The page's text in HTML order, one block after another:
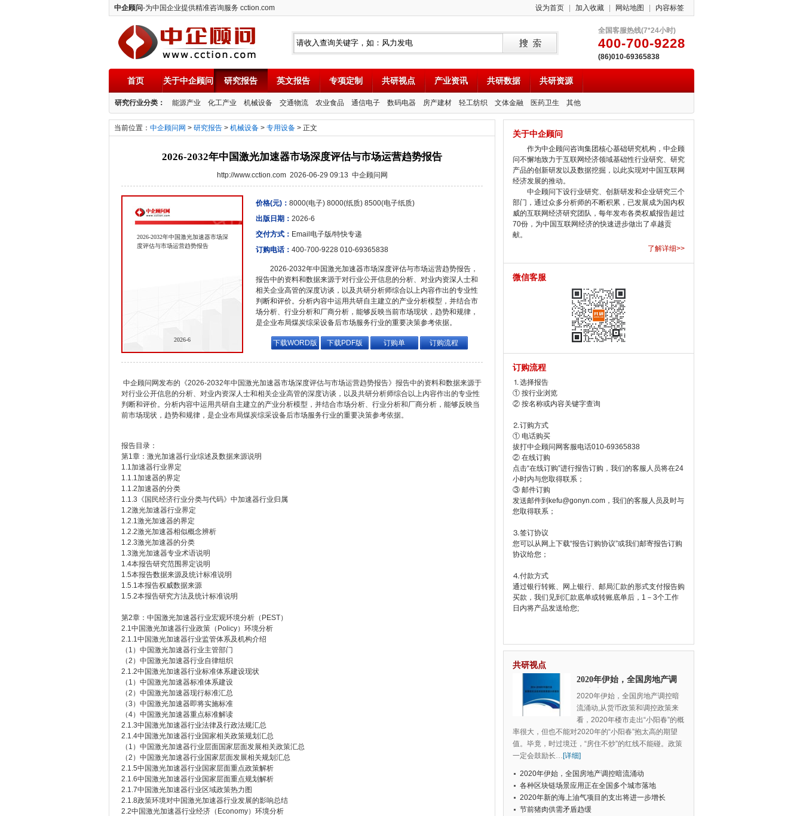
中企顾问-为中国企业提供精准咨询服务 cction.com 设为首页 加入收藏 网站地图 内容标签
中企顾问
全国客服热线(7*24小时)
400-700-9228
(86)010-69365838
首页 关于中企顾问 研究报告 英文报告 专项定制 共研视点 产业资讯 共研数据 共研资源
研究行业分类： 能源产业 化工产业 机械设备 交通物流 农业食品 通信电子 数码电器 房产建材 轻工纺织 文体金融 医药卫生 其他
当前位置： 中企顾问网 > 研究报告 > 机械设备 > 专用设备 > 正文
2026-2032年中国激光加速器市场深度评估与市场运营趋势报告
http://www.cction.com 2026-06-29 09:13 中企顾问网
2026-2032年中国激光加速器市场深
度评估与市场运营趋势报告
2026-6
价格(元)： 8000(电子) 8000(纸质) 8500(电子纸质)
出版日期： 2026-6
交付方式： Email电子版/特快专递
订购电话： 400-700-9228 010-69365838
2026-2032年中国激光加速器市场深度评估与市场运营趋势报告，
报告中的资料和数据来源于对行业公开信息的分析、对业内资深人士和
相关企业高管的深度访谈，以及共研分析师综合以上内容作出的专业性
判断和评价。分析内容中运用共研自主建立的产业分析模型，并结合市
场分析、行业分析和厂商分析，能够反映当前市场现状，趋势和规律，
是企业布局煤炭综采设备后市场服务行业的重要决策参考依据。
下载WORD版 下载PDF版 订购单 订购流程
中企顾问网发布的《2026-2032年中国激光加速器市场深度评估与市场运营趋势报告》报告中的资料和数据来源于
对行业公开信息的分析、对业内资深人士和相关企业高管的深度访谈，以及共研分析师综合以上内容作出的专业性
判断和评价。分析内容中运用共研自主建立的产业分析模型，并结合市场分析、行业分析和厂商分析，能够反映当
前市场现状，趋势和规律，是企业布局煤炭综采设备后市场服务行业的重要决策参考依据。
报告目录：
第1章：激光加速器行业综述及数据来源说明
1.1加速器行业界定
1.1.1加速器的界定
1.1.2加速器的分类
1.1.3《国民经济行业分类与代码》中加速器行业归属
1.2激光加速器行业界定
1.2.1激光加速器的界定
1.2.2激光加速器相似概念辨析
1.2.3激光加速器的分类
1.3激光加速器专业术语说明
1.4本报告研究范围界定说明
1.5本报告数据来源及统计标准说明
1.5.1本报告权威数据来源
1.5.2本报告研究方法及统计标准说明
第2章：中国激光加速器行业宏观环境分析（PEST）
2.1中国激光加速器行业政策（Policy）环境分析
2.1.1中国激光加速器行业监管体系及机构介绍
（1）中国激光加速器行业主管部门
（2）中国激光加速器行业自律组织
2.1.2中国激光加速器行业标准体系建设现状
（1）中国激光加速器标准体系建设
（2）中国激光加速器现行标准汇总
（3）中国激光加速器即将实施标准
（4）中国激光加速器重点标准解读
2.1.3中国激光加速器行业法律及行政法规汇总
2.1.4中国激光加速器行业国家相关政策规划汇总
（1）中国激光加速器行业层面国家层面发展相关政策汇总
（2）中国激光加速器行业国家层面发展相关规划汇总
2.1.5中国激光加速器行业国家层面重点政策解析
2.1.6中国激光加速器行业国家层面重点规划解析
2.1.7中国激光加速器行业区域政策热力图
2.1.8政策环境对中国激光加速器行业发展的影响总结
2.2中国激光加速器行业经济（Economy）环境分析
关于中企顾问
作为中企顾问咨询集团核心基础研究机构，中企顾
问不懈地致力于互联网经济领域基础性行业研究、研究
产品的创新研发以及数据挖掘，以此实现对中国互联网
经济发展的推动。
中企顾问下设行业研究、创新研发和企业研究三个
部门，通过众多分析师的不断积累，已发展成为国内权
威的互联网经济研究团队，每年发布各类权威报告超过
70份，为中国互联网经济的快速进步做出了卓越贡
献。
了解详细>>
微信客服
订购流程
⒈选择报告
① 按行业浏览
② 按名称或内容关键字查询
⒉订购方式
① 电话购买
拔打中企顾问网客服电话010-69365838
② 在线订购
点击“在线订购”进行报告订购，我们的客服人员将在24
小时内与您取得联系；
③ 邮件订购
发送邮件到kefu@gonyn.com，我们的客服人员及时与
您取得联系；
⒊签订协议
您可以从网上下载“报告订购协议”或我们邮寄报告订购
协议给您；
⒋付款方式
通过银行转账、网上银行、邮局汇款的形式支付报告购
买款，我们见到汇款底单或转账底单后，1－3个工作
日内将产品发送给您;
共研视点
2020年伊始，全国房地产调
控暗流涌动
2020年伊始，全国房地产调控暗
流涌动,从货币政策和调控政策来
看，2020年楼市走出“小阳春”的概
率很大，但也不能对2020年的“小阳春”抱太高的期望
值。毕竟，时过境迁，“房住不炒”的红线不能碰。政策
一定会鼓励长…[详细]
2020年伊始，全国房地产调控暗流涌动
各种区块链场景应用正在全国多个城市落地
2020年新的海上油气项目的支出将进一步增长
节前猪肉供需矛盾趋缓